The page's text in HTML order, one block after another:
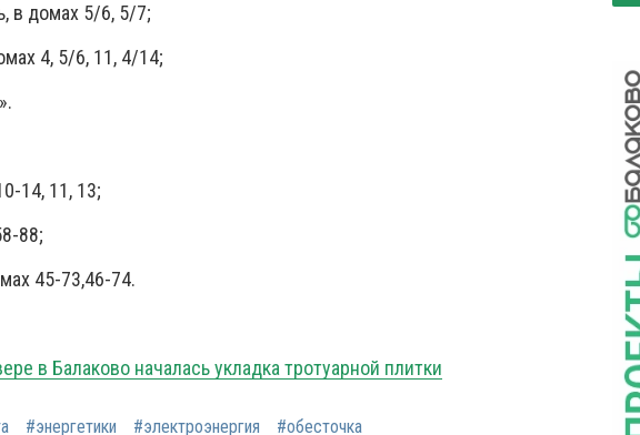
в домах 5/6, 5/7;
4, 5/6, 11, 4/14;
14, 11, 13;
88;
45-73,46-74.
в Балаково началась укладка тротуарной плитки
#энергетики #электроэнергия #обесточка